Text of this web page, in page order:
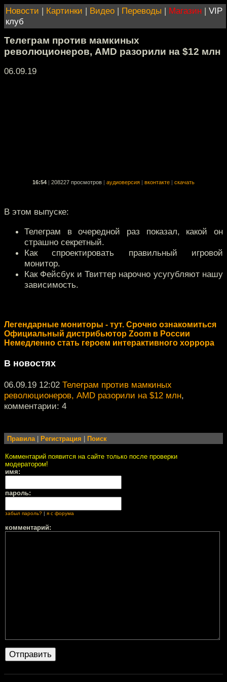
Новости | Картинки | Видео | Переводы | Магазин | VIP
клуб
Телеграм против мамкиных
революционеров, AMD разорили на $12 млн
06.09.19
16:54 208227 просмотров аудиоверсия вконтакте скачать
В этом выпуске:
Телеграм в очередной раз показал, какой он
страшно секретный.
Как спроектировать правильный игровой
монитор.
Как Фейсбук и Твиттер нарочно усугубляют нашу
зависимость.
Легендарные мониторы - тут. Срочно ознакомиться
Официальный дистрибьютор Zoom в России
Немедленно стать героем интерактивного хоррора
В новостях
06.09.19 12:02 Телеграм против мамкиных
революционеров, AMD разорили на $12 млн,
комментарии: 4
Правила| Регистрация Поиск
Комментарий появится на сайте только после проверки
модератором!
имя:
пароль:
забыл пароль? | я с форума
комментарий: